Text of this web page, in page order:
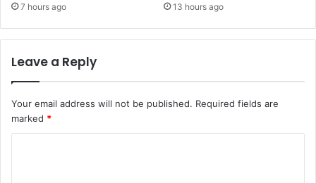
7 hours ago 13 hours ago
Leave a Reply
Your email address will not be published. Required fields are
marked *